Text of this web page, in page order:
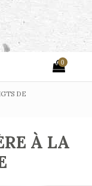
0
DE
À LA